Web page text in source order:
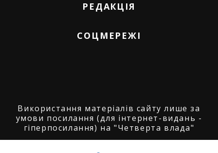
РЕДАКЦІЯ
СОЦМЕРЕЖІ
Використання матеріалів сайту лише за
умови посилання (для інтернет-видань -
гіперпосилання) на "Четверта влада"